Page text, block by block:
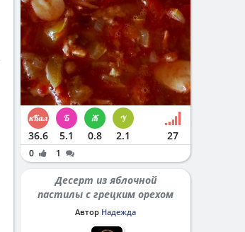
36.6 5.1 0.8 2.1 27
0 1
Десерт из яблочной
пастилы с грецким орехом
Автор Надежда